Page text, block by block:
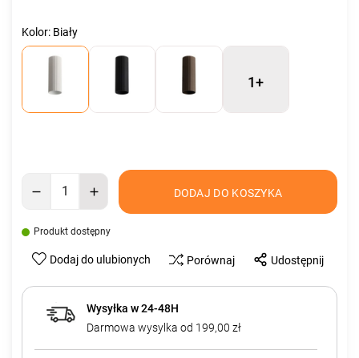
Kolor: Biały
1+
DODAJ DO KOSZYKA
Produkt dostępny
Dodaj do ulubionych Porównaj Udostępnij
Wysyłka w 24-48H
Darmowa wysylka od 199,00 zł